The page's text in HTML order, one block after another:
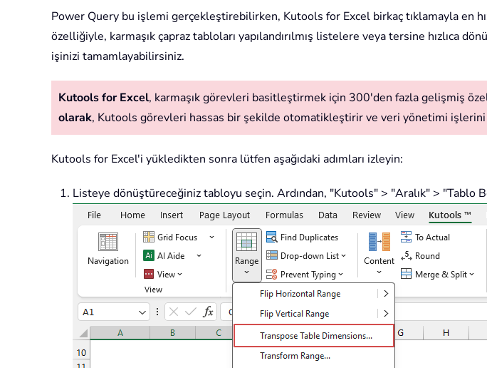
Power Query bu işlemi gerçekleştirebilirken, Kutools for Excel birkaç tıklamayla en
özelliğiyle, karmaşık çapraz tabloları yapılandırılmış listelere veya tersine hızlıca
işinizi tamamlayabilirsiniz.
Kutools for Excel, karmaşık görevleri basitleştirmek için 300'den fazla gelişmiş
olarak, Kutools görevleri hassas bir şekilde otomatikleştirir ve veri yönetimi işlerini
Kutools for Excel'i yükledikten sonra lütfen aşağıdaki adımları izleyin:
Listeye dönüştüreceğiniz tabloyu seçin. Ardından, "Kutools" > "Aralık" > "Tablo